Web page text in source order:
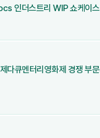
인더스트리 WIP 쇼케이스
다큐멘터리영화제 경쟁 부